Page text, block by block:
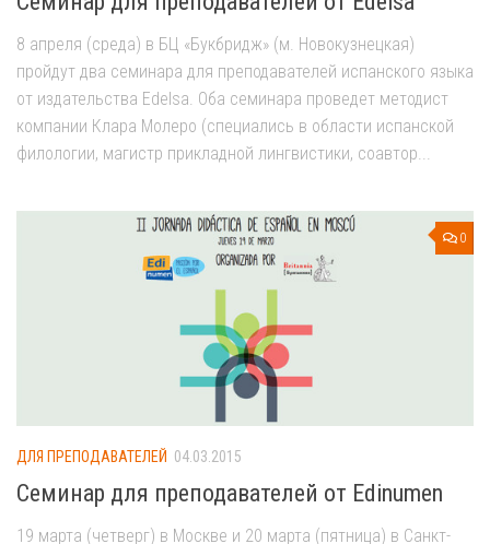
8 апреля (среда) в БЦ «Букбридж» (м. Новокузнецкая)
пройдут два семинара для преподавателей испанского языка
от издательства Edelsa. Оба семинара проведет методист
компании Клара Молеро (специались в области испанской
филологии, магистр прикладной лингвистики, соавтор...
0
ДЛЯ ПРЕПОДАВАТЕЛЕЙ 04.03.2015
Семинар для преподавателей от Edinumen
19 марта (четверг) в Москве и 20 марта (пятница) в Санкт-